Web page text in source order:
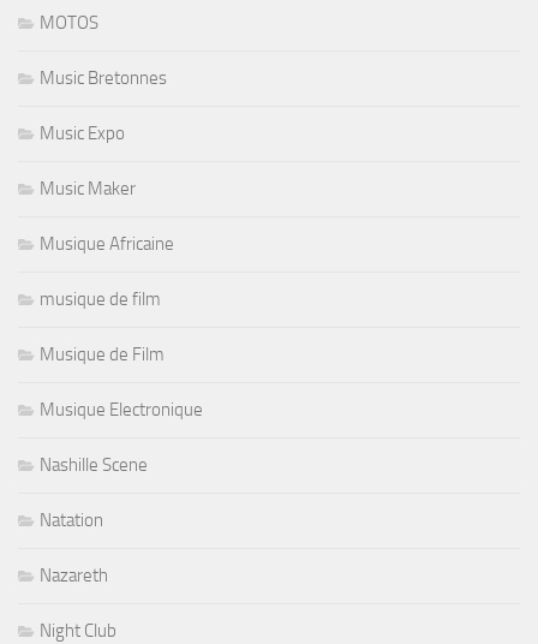
MOTOS
Music Bretonnes
Music Expo
Music Maker
Musique Africaine
musique de film
Musique de Film
Musique Electronique
Nashille Scene
Natation
Nazareth
Night Club